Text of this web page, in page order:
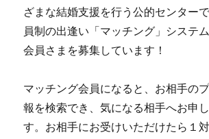
ざまな結婚支援を行う公的センター
員制の出逢い「マッチング」システ
会員さまを募集しています！
マッチング会員になると、お相手の
報を検索でき、気になる相手へお申
す。お相手にお受けいただけたら１